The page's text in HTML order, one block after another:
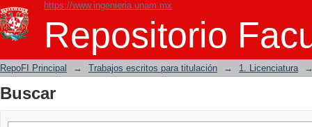
https://www.ingenieria.unam.mx
Repositorio
Buscar
RepoFI Principal → Trabajos escritos para titulación → 1. Licenciatura
Buscar